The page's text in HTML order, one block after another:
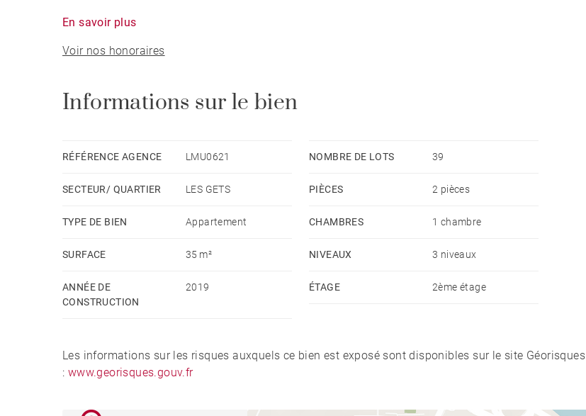
Vous apprécierez préparer de bons plats dans la cuisine fonctionnelle.
Un box fermé sous la résidence, une grande cave et un casier à ski viennent compléter ce bien.
Loi Carrez et DPE en cours.
En savoir plus
Voir nos honoraires
Informations sur le bien
RÉFÉRENCE AGENCE LMU0621
SECTEUR/ QUARTIER LES GETS
TYPE DE BIEN Appartement
SURFACE 35 m²
ANNÉE DE
CONSTRUCTION
2019
NOMBRE DE LOTS 39
PIÈCES 2 pièces
CHAMBRES 1 chambre
NIVEAUX 3 niveaux
ÉTAGE 2ème étage
Les informations sur les risques auxquels ce bien est exposé sont disponibles sur le site Géorisques
: www.georisques.gouv.fr